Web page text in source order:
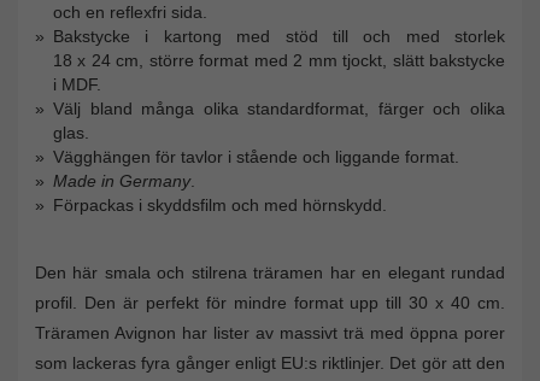
och en reflexfri sida.
Bakstycke i kartong med stöd till och med storlek
18 x 24 cm, större format med 2 mm tjockt, slätt bakstycke
i MDF.
Välj bland många olika standardformat, färger och olika
glas.
Vägghängen för tavlor i stående och liggande format.
Made in Germany.
Förpackas i skyddsfilm och med hörnskydd.
Den här smala och stilrena träramen har en elegant rundad
profil. Den är perfekt för mindre format upp till 30 x 40 cm.
Träramen Avignon har lister av massivt trä med öppna porer
som lackeras fyra gånger enligt EU:s riktlinjer. Det gör att den